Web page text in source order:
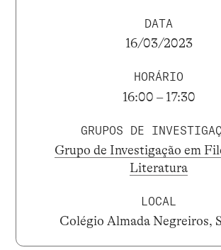
DATA
16/03/2023
HORÁRIO
16:00 – 17:30
GRUPOS DE
Grupo de Investigação em
Literatura
LOCAL
Colégio Almada Negreiros,